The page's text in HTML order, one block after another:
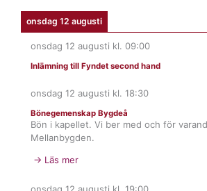
onsdag 12 augusti
onsdag 12 augusti kl. 09:00
Inlämning till Fyndet second hand
onsdag 12 augusti kl. 18:30
Bönegemenskap Bygdeå
Bön i kapellet. Vi ber med och för
Mellanbygden.
→ Läs mer
onsdag 12 augusti kl. 19:00